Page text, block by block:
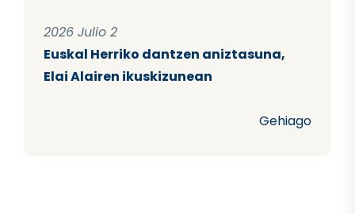
2026 Julio 2
Euskal Herriko dantzen aniztasuna,
Elai Alairen ikuskizunean
Gehiago